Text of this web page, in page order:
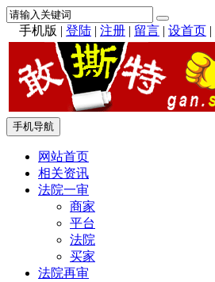
手机版 | 登陆 | 注册 | 留言 | 设首页 |
手机导航
网站首页
相关资讯
法院一审
商家
平台
法院
买家
法院再审